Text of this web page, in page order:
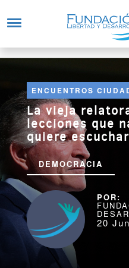
ENCUENTROS
La vieja
lecciones que
quiere escuchar
DEMOCRACIA
20